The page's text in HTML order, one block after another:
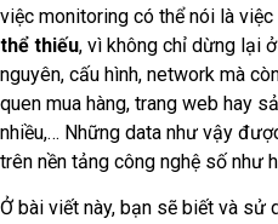
việc monitoring có thể nói là việc
thể thiếu, vì không chỉ dừng lại
nguyên, cấu hình, network mà
quen mua hàng, trang web hay
nhiều,… Những data như vậy
trên nền tảng công nghệ số như
Ở bài viết này, bạn sẽ biết và sử